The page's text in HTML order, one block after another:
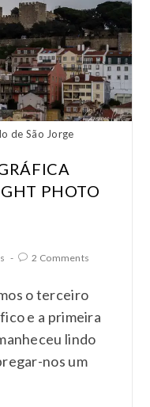
de São Jorge
PHOTO
2 Comments
o terceiro
e a primeira
lindo
nos um